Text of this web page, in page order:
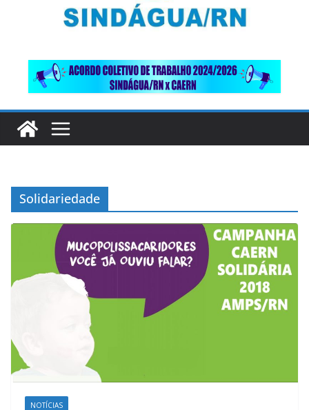
Solidariedade
NOTÍCIAS